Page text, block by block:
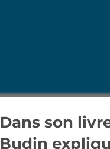
Dans son
Budin